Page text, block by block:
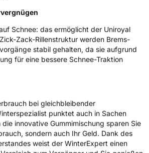
Schnee: das ermöglicht der Uniroyal
Zack-Rillenstruktur werden Brems-
stabil gehalten, da sie aufgrund
für eine bessere Schnee-Traktion
bei gleichbleibender
punktet auch in Sachen
innovative Gummimischung sparen Sie
sondern auch Ihr Geld. Dank des
weist der WinterExpert einen